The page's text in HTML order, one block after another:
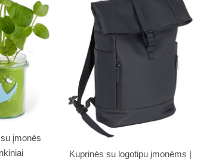
įmonės
Kuprinės su logotipu įmonėms |